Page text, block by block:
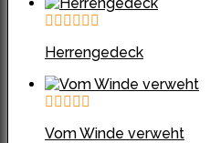
Herrengedeck
Vom Winde verweht